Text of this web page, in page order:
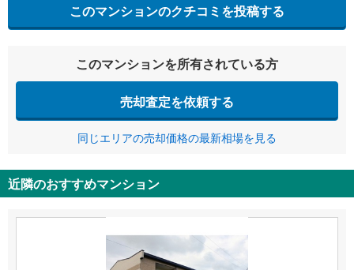
このマンションのクチコミを投稿する
このマンションを所有されている方
売却査定を依頼する
同じエリアの売却価格の最新相場を見る
近隣のおすすめマンション